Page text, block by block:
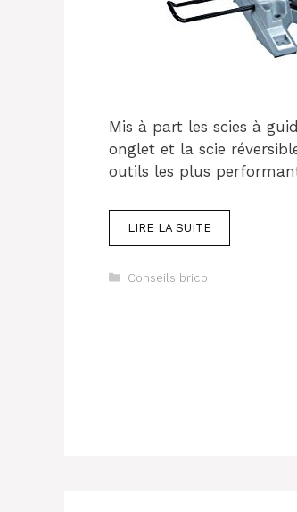
Mis à part les scies à
onglet et la scie
outils les plus
LIRE LA SUITE
Catégories
Conseils brico